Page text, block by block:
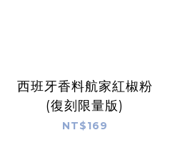
西班牙香料航家紅椒粉
(復刻限量版)
NT$169